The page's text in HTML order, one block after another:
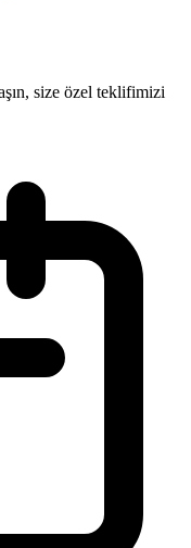
size özel teklifimizi